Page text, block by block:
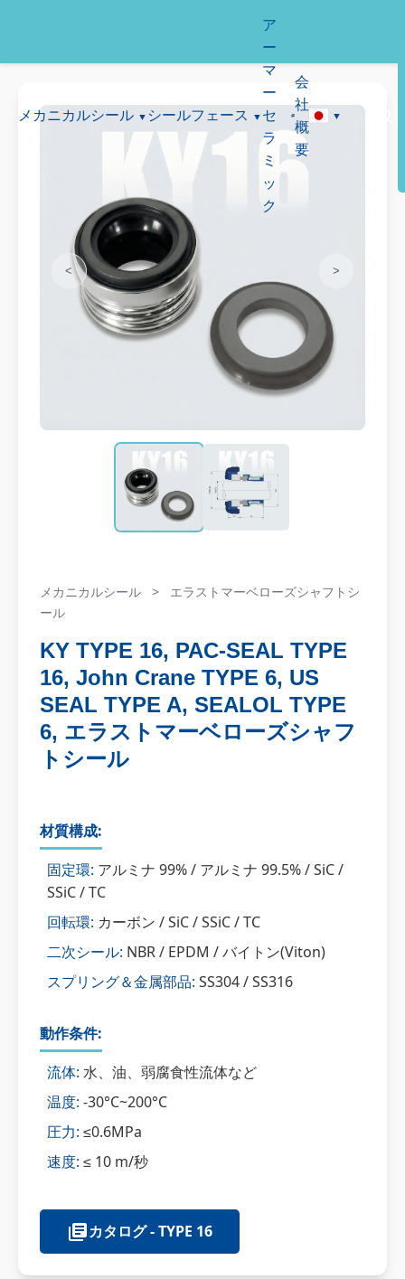
メカニカルシール シールフェース
ア
ー
マ
ー
セ
ラ
ミ
ッ
ク
会
社
概
要
< >
メカニカルシール >
エラストマーベローズシャフトシ
ール
KY TYPE 16, PAC-SEAL TYPE
16, John Crane TYPE 6, US
SEAL TYPE A, SEALOL TYPE
6, エラストマーベローズシャフ
トシール
材質構成:
固定環: アルミナ 99% / アルミナ 99.5% / SiC /
SSiC / TC
回転環: カーボン / SiC / SSiC / TC
二次シール: NBR / EPDM / バイトン(Viton)
スプリング＆金属部品: SS304 / SS316
動作条件:
流体: 水、油、弱腐食性流体など
温度: -30°C~200°C
圧力: ≤0.6MPa
速度: ≤ 10 m/秒
カタログ - TYPE 16